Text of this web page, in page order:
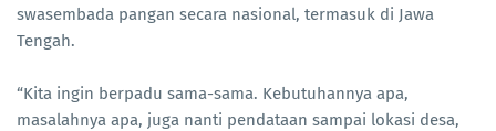
swasembada pangan secara nasional, termasuk di Jawa
Tengah.
“Kita ingin berpadu sama-sama. Kebutuhannya apa,
masalahnya apa, juga nanti pendataan sampai lokasi desa,